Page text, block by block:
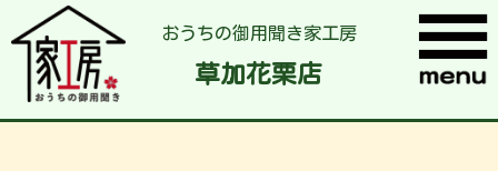
おうちの御用聞き家工房
草加花栗店